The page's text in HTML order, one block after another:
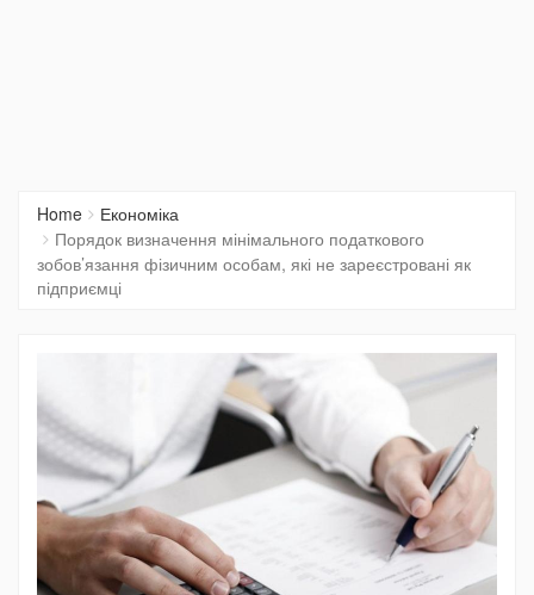
Home
Економіка
Порядок визначення мінімального податкового
зобов’язання фізичним особам, які не зареєстровані як
підприємці